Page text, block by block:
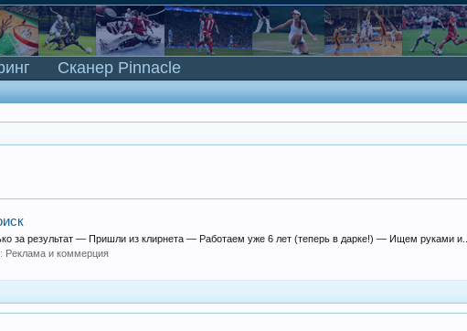
за результат — Пришли из клирнета — Работаем уже 6 лет (теперь в дарке!) — Ищем руками и...
Реклама и коммерция
Сканер Pinnacle